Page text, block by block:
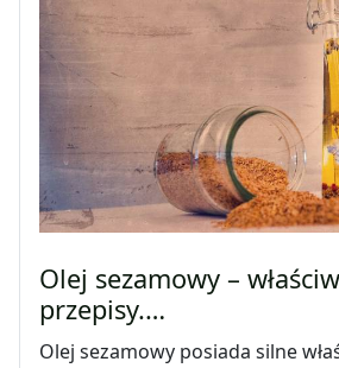
Olej sezamowy –
przepisy.…
Olej sezamowy posiada silne